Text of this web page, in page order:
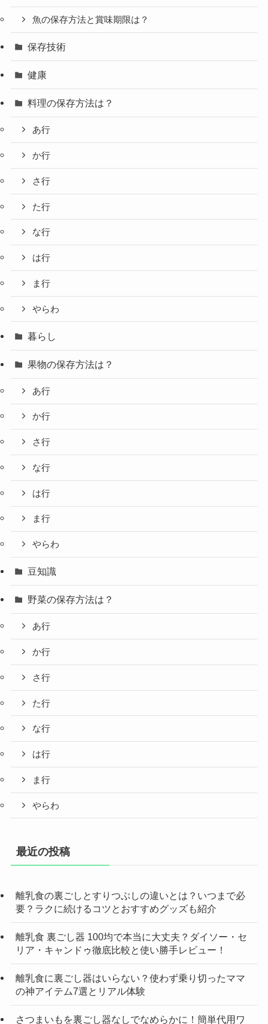
魚の保存方法と賞味期限は？
保存技術
健康
料理の保存方法は？
あ行
か行
さ行
た行
な行
は行
ま行
やらわ
暮らし
果物の保存方法は？
あ行
か行
さ行
な行
は行
ま行
やらわ
豆知識
野菜の保存方法は？
あ行
か行
さ行
た行
な行
は行
ま行
やらわ
最近の投稿
離乳食の裏ごしとすりつぶしの違いとは？いつまで必
要？ラクに続けるコツとおすすめグッズも紹介
離乳食 裏ごし器 100均で本当に大丈夫？ダイソー・セ
リア・キャンドゥ徹底比較と使い勝手レビュー！
離乳食に裏ごし器はいらない？使わず乗り切ったママ
の神アイテム7選とリアル体験
さつまいもを裏ごし器なしでなめらかに！簡単代用ワ